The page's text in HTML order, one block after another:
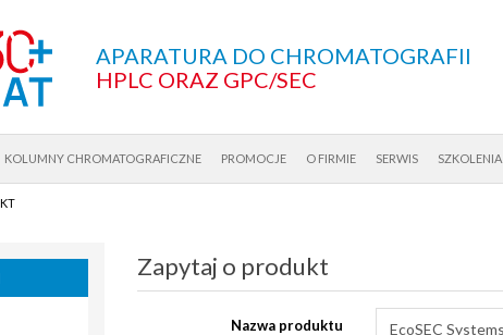
APARATURA DO CHROMATOGRAFII
HPLC ORAZ GPC/SEC
KOLUMNY CHROMATOGRAFICZNE PROMOCJE O FIRMIE SERWIS SZKOLENIA
Zapytaj o produkt
Nazwa produktu